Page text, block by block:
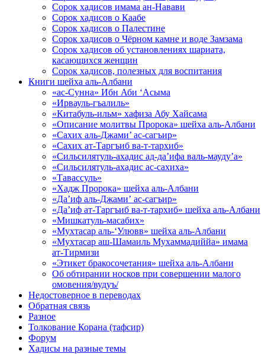
Сорок хадисов имама ан-Навави
Сорок хадисов о Каабе
Сорок хадисов о Палестине
Сорок хадисов о Чёрном камне и воде Замзама
Сорок хадисов об установлениях шариата,
касающихся женщин
Сорок хадисов, полезных для воспитания
Книги шейха аль-Албани
«ас-Сунна» Ибн Аби ‘Асыма
«Ирвауль-гъалиль»
«Китабуль-ильм» хафиза Абу Хайсама
«Описание молитвы Пророка» шейха аль-Албани
«Сахих аль-Джами’ ас-сагъир»
«Сахих ат-Таргъиб ва-т-тархиб»
«Сильсилятуль-ахадис ад-да’ифа валь-мауду’а»
«Сильсилятуль-ахадис ас-сахиха»
«Тавассуль»
«Хадж Пророка» шейха аль-Албани
«Да’иф аль-Джами’ ас-сагъир»
«Да’иф ат-Таргъиб ва-т-тархиб» шейха аль-Албани
«Мишкатуль-масабих»
«Мухтасар аль-‘Улювв» шейха аль-Албани
«Мухтасар аш-Шамаиль Мухаммадиййа» имама
ат-Тирмизи
«Этикет бракосочетания» шейха аль-Албани
Об обтирании носков при совершении малого
омовения/вудуъ/
Недостоверное в переводах
Обратная связь
Разное
Толкование Корана (тафсир)
Форум
Хадисы на разные темы